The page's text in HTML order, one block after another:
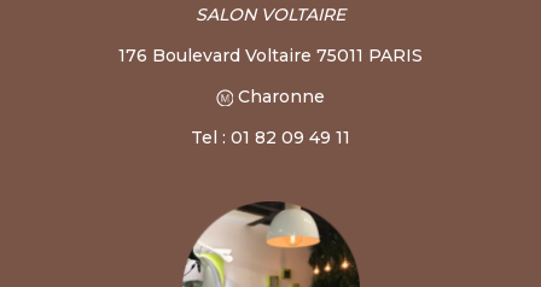
SALON VOLTAIRE
176 Boulevard Voltaire 75011 PARIS
Charonne
Tel : 01 82 09 49 11